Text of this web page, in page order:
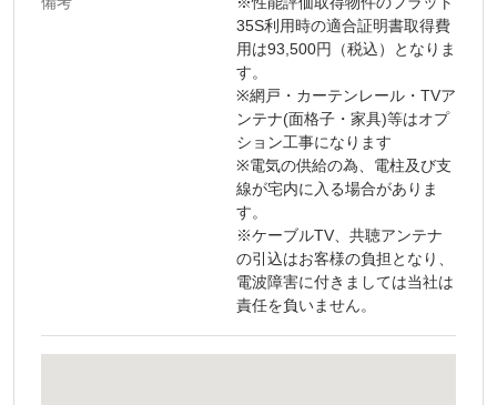
35S利用時の適合証明書取得費
用は93,500円（税込）となりま
す。
※網戸・カーテンレール・TVア
ンテナ(面格子・家具)等はオプ
ション工事になります
※電気の供給の為、電柱及び支
線が宅内に入る場合がありま
す。
※ケーブルTV、共聴アンテナ
の引込はお客様の負担となり、
電波障害に付きましては当社は
責任を負いません。